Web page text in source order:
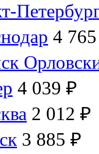
4
4 039 ₽
2 012 ₽
3 885 ₽